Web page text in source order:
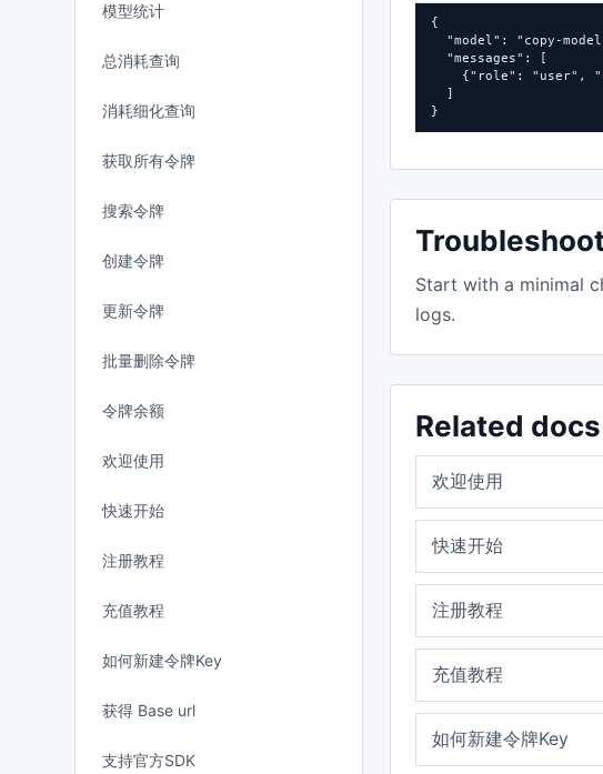
模型统计
总消耗查询
消耗细化查询
获取所有令牌
搜索令牌
创建令牌
更新令牌
批量删除令牌
令牌余额
欢迎使用
快速开始
注册教程
充值教程
如何新建令牌Key
获得 Base url
支持官方SDK
{
"model": "copy-
  "messages": [
{"role": "user",
  ]
}
Start with a minimal
logs.
Related docs
欢迎使用
快速开始
注册教程
充值教程
如何新建令牌Key